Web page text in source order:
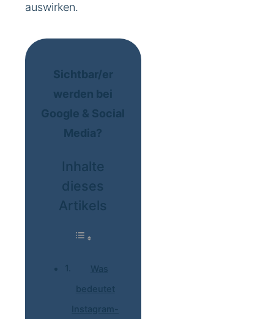
auswirken.
Sichtbar/er
werden bei
Google & Social
Media?
Inhalte
dieses
Artikels
Was
bedeutet
Instagram-